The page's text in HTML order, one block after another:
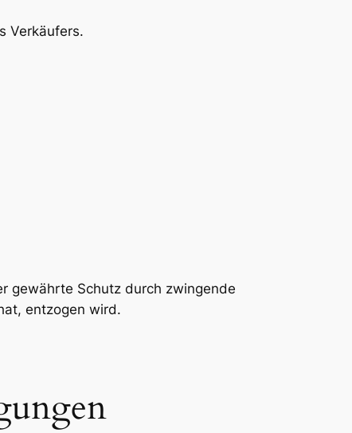
Verkäufers.
gewährte Schutz durch zwingende
entzogen wird.